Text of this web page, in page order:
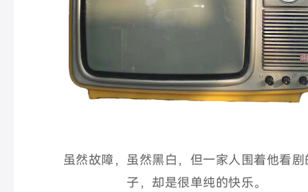
虽然故障，虽然黑白，但一家人围着他看剧
子，却是很单纯的快乐。